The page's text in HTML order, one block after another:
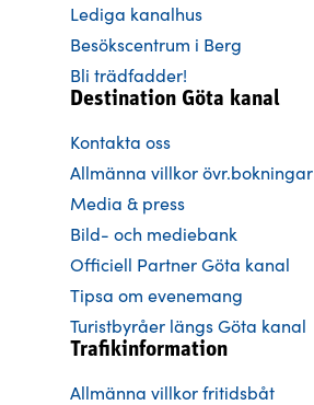
Lediga kanalhus
Besökscentrum i Berg
Bli trädfadder!
Destination Göta kanal
Kontakta oss
Allmänna villkor övr.bokningar
Media & press
Bild- och mediebank
Officiell Partner Göta kanal
Tipsa om evenemang
Turistbyråer längs Göta kanal
Trafikinformation
Allmänna villkor fritidsbåt